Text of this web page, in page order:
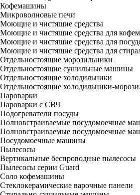
Кофемашины
Микроволновые печи
Моющие и чистящие средства
Моющие и чистящие средства для
Моющие и чистящие средства для
Моющие и чистящие средства для
Отдельностоящие морозильники
Отдельностоящие сушильные машины
Отдельностоящие холодильники
Отдельностоящие холодильники-
Пароварки
Пароварки с СВЧ
Подогреватели посуды
Полновстраиваемые посудомоечные
Полновстраиваемые посудомоечные
Посудомоечные машины
Пылесосы
Вертикальные беспроводные пылесосы
Пылесосы серии Guard
Соло кофемашины
Стеклокерамические варочные панели